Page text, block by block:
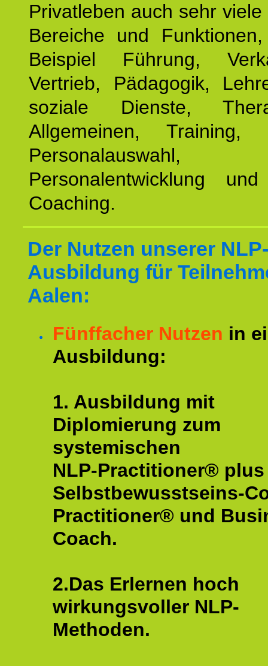
Privatleben auch sehr
Bereiche und
Beispiel Führung,
Vertrieb, Pädagogik,
soziale Dienste,
Allgemeinen, Training,
Personalauswahl,
Personalentwicklung
Coaching.
Der Nutzen unserer
Ausbildung für
Aalen:
Fünffacher Nutzen in
Ausbildung:
1. Ausbildung mit
Diplomierung zum
systemischen
NLP-Practitioner® plus
Selbstbewusstseins-
Practitioner® und
Coach.
2.Das Erlernen hoch
wirkungsvoller NLP-
Methoden.